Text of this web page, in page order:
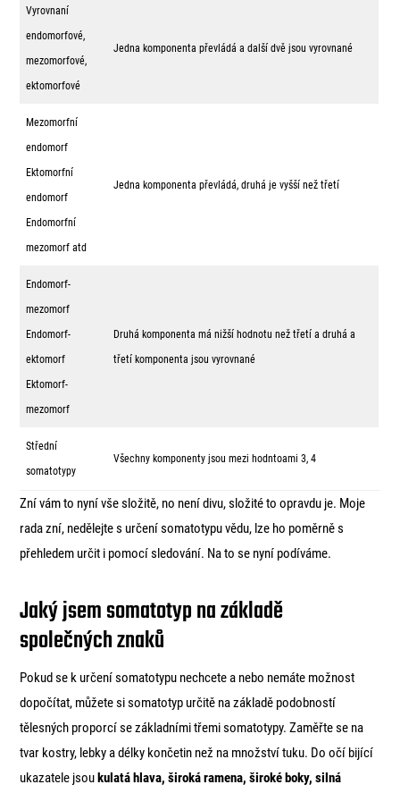
Vyrovnaní
endomorfové,
mezomorfové,
ektomorfové
Jedna komponenta převládá a další dvě jsou vyrovnané
Mezomorfní
endomorf
Ektomorfní
endomorf
Endomorfní
mezomorf atd
Jedna komponenta převládá, druhá je vyšší než třetí
Endomorf-
mezomorf
Endomorf-
ektomorf
Ektomorf-
mezomorf
Druhá komponenta má nižší hodnotu než třetí a druhá a
třetí komponenta jsou vyrovnané
Střední
somatotypy
Všechny komponenty jsou mezi hodntoami 3, 4
Zní vám to nyní vše složitě, no není divu, složité to opravdu je. Moje
rada zní, nedělejte s určení somatotypu vědu, lze ho poměrně s
přehledem určit i pomocí sledování. Na to se nyní podíváme.
Jaký jsem somatotyp na základě
společných znaků
Pokud se k určení somatotypu nechcete a nebo nemáte možnost
dopočítat, můžete si somatotyp určitě na základě podobností
tělesných proporcí se základními třemi somatotypy. Zaměřte se na
tvar kostry, lebky a délky končetin než na množství tuku. Do očí bijící
ukazatele jsoukulatá hlava, široká ramena, široké boky, silná